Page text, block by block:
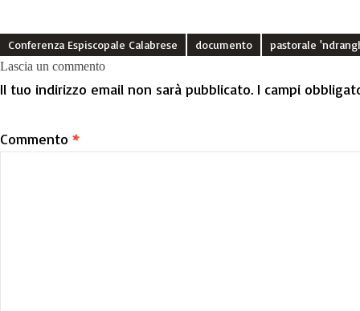
Conferenza Espiscopale Calabrese documento
pastorale
Lascia un commento
Il tuo indirizzo email non sarà pubblicato. I campi
Commento *